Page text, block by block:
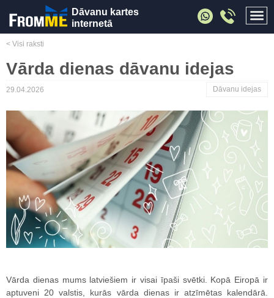
Dāvanu kartes
internetā
< Visi raksti
Vārda dienas dāvanu idejas
29.04.2026 Dāvanu idejas
Vārda dienas mums latviešiem ir visai īpaši svētki. Kopā Eiropā ir
aptuveni 20 valstis, kurās vārda dienas ir atzīmētas kalendārā.